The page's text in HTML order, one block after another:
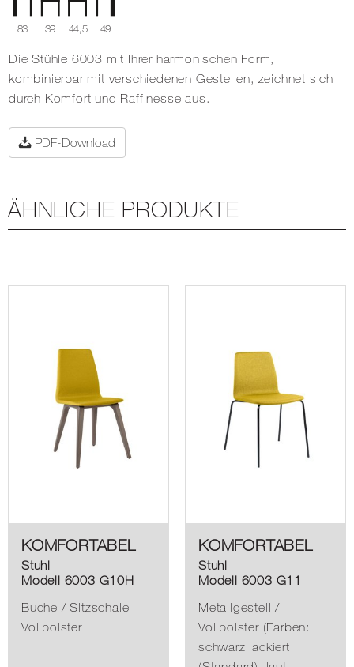
83 39 44,5 49
Die Stühle 6003 mit Ihrer harmonischen Form,
kombinierbar mit verschiedenen Gestellen, zeichnet sich
durch Komfort und Raffinesse aus.
PDF-Download
ÄHNLICHE PRODUKTE
KOMFORTABEL
Stuhl
Modell 6003 G10H
Buche / Sitzschale
Vollpolster
KOMFORTABEL
Stuhl
Modell 6003 G11
Metallgestell /
Vollpolster (Farben:
schwarz lackiert